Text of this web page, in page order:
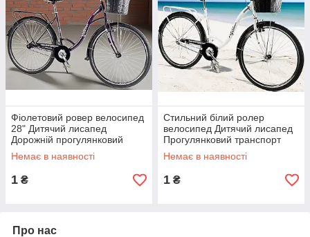
Фіолетовий ровер велосипед
28" Дитячий лисапед
Дорожній прогулянковий
велик байк Рама 20" Великі
колеса Дзвінок
Немає в наявності
1 ₴
Стильний білий ролер
велосипед Дитячий лисапед
Прогулянковий транспорт
велик Колеса 28" Рама 20"
Дзвінок Крила
Немає в наявності
1 ₴
Про нас